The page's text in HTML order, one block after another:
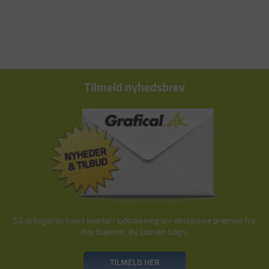
Tilmeld nyhedsbrev
Så deltager du hvert kvartal i lodtrækning om eksklusive præmier fra
Kay Bojesen, By Lassen o.lign.
TILMELD HER